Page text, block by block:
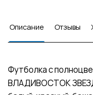
Описание Отзывы
Футболка с
ВЛАДИВОСТОК